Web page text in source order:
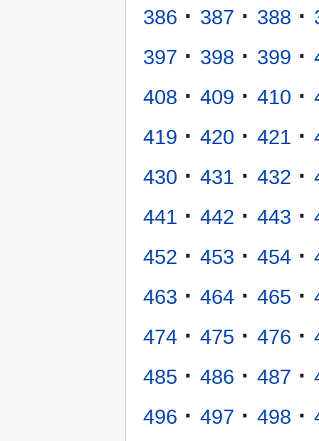
386 · 387 · 388 ·
397 · 398 · 399 ·
408 · 409 · 410 ·
419 · 420 · 421 ·
430 · 431 · 432 ·
441 · 442 · 443 ·
452 · 453 · 454 ·
463 · 464 · 465 ·
474 · 475 · 476 ·
485 · 486 · 487 ·
496 · 497 · 498 ·